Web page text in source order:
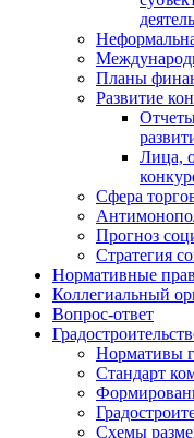
Планы
Развитие
Лица,
Сфера
Прогноз
Стратегия
Нормативные
Коллегиальный
Вопрос-ответ
Нормативы
Стандарт
Схемы